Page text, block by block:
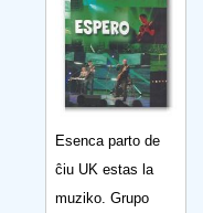
Esenca parto de
ĉiu UK estas la
muziko. Grupo